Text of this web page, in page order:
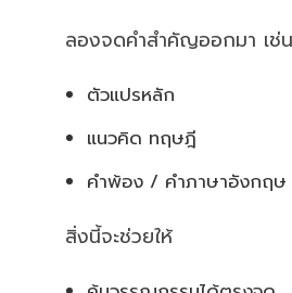
ลองจดคำสำคัญออกมา เช่น
ตัวแปรหลัก
แนวคิด ทฤษฎี
คำพ้อง / คำภาษาอังกฤษ
สิ่งนี้จะช่วยให้